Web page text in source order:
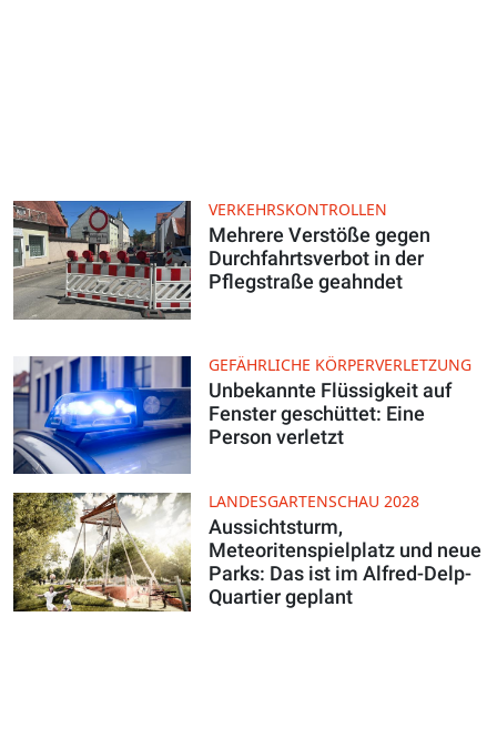
VERKEHRSKONTROLLEN
Mehrere Verstöße gegen
Durchfahrtsverbot in der
Pflegstraße geahndet
GEFÄHRLICHE KÖRPERVERLETZUNG
Unbekannte Flüssigkeit auf
Fenster geschüttet: Eine
Person verletzt
LANDESGARTENSCHAU 2028
Aussichtsturm,
Meteoritenspielplatz und neue
Parks: Das ist im Alfred-Delp-
Quartier geplant